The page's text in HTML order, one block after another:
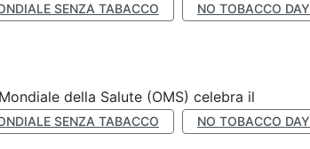
SENZA TABACCO NO TOBACCO DAY
della Salute (OMS) celebra il
SENZA TABACCO NO TOBACCO DAY